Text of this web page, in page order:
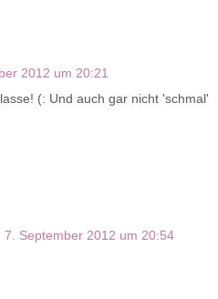
2012 um 20:21
(: Und auch gar nicht 'schmal'
7. September 2012 um 20:54